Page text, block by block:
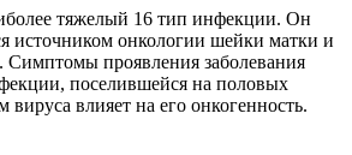
тяжелый 16 тип инфекции. Он
источником онкологии шейки матки и
проявления заболевания
поселившейся на половых
влияет на его онкогенность.